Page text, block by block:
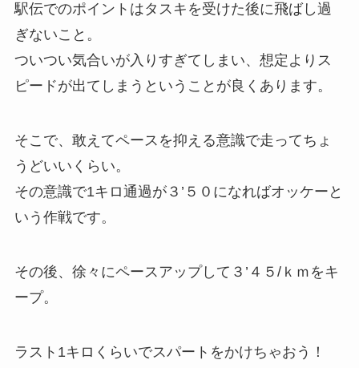
駅伝でのポイントはタスキを受けた後に飛ばし過
ぎないこと。
ついつい気合いが入りすぎてしまい、想定よりス
ピードが出てしまうということが良くあります。
そこで、敢えてペースを抑える意識で走ってちょ
うどいいくらい。
その意識で1キロ通過が３’５０になればオッケーと
いう作戦です。
その後、徐々にペースアップして３’４５/ｋｍをキ
ープ。
ラスト1キロくらいでスパートをかけちゃおう！